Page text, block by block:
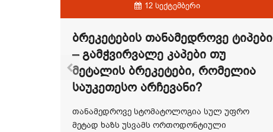
12 სექტემბერი
Ბრეკეტების Თანამედროვე Ტიპები
– Გამჭვირვალე Კაპები Თუ
Მეტალის Ბრეკეტები, Რომელია
Საუკეთესო Არჩევანი?
თანამედროვე სტომატოლოგია სულ უფრო
მეტად ხაზს უსვამს ორთოდონტიული